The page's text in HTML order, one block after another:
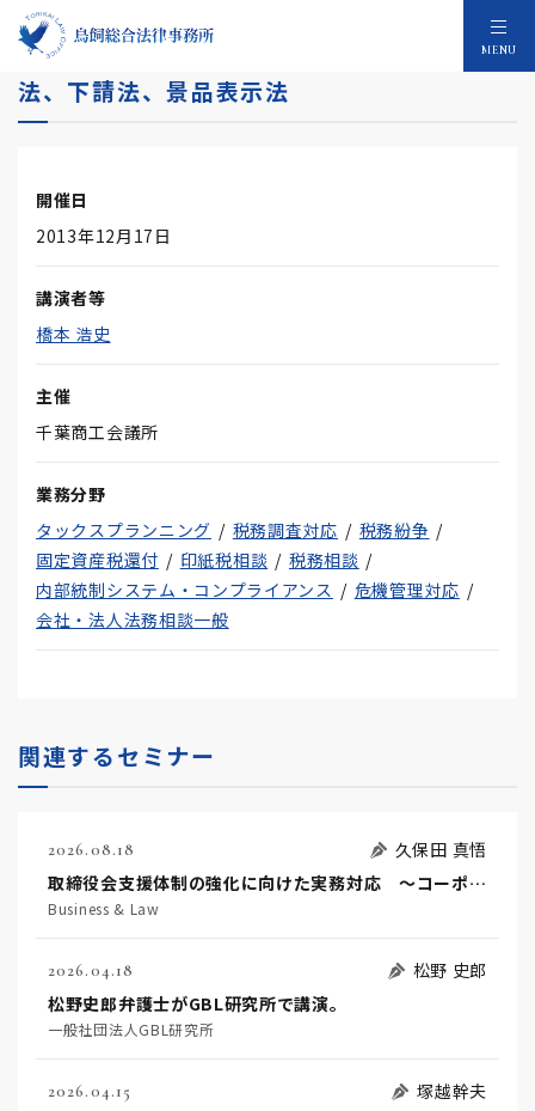
MENU
消費税率アップで知っておきたい 独占禁止
法、下請法、景品表示法
開催日
2013年12月17日
講演者等
橋本 浩史
主催
千葉商工会議所
業務分野
タックスプランニング
税務調査対応
税務紛争
固定資産税還付
印紙税相談
税務相談
内部統制システム・コンプライアンス
危機管理対応
会社・法人法務相談一般
関連するセミナー
2026.08.18
久保田 真悟
取締役会支援体制の強化に向けた実務対応 ～コーポレートガバナンス・コードを踏まえた支援機能の高度化に向けて～
Business & Law
2026.04.18
松野 史郎
松野史郎弁護士がGBL研究所で講演。
一般社団法人GBL研究所
2026.04.15
塚越幹夫